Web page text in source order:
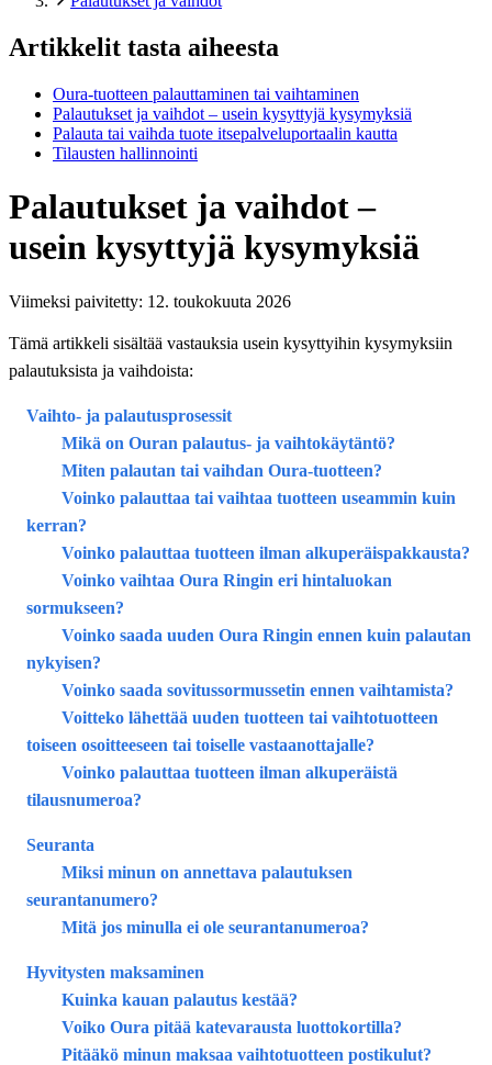
Artikkelit tasta aiheesta
Oura-tuotteen palauttaminen tai vaihtaminen
Palautukset ja vaihdot – usein kysyttyjä kysymyksiä
Palauta tai vaihda tuote itsepalveluportaalin kautta
Tilausten hallinnointi
Palautukset ja vaihdot –
usein kysyttyjä kysymyksiä
Viimeksi paivitetty: 12. toukokuuta 2026
Tämä artikkeli sisältää vastauksia usein kysyttyihin kysymyksiin
palautuksista ja vaihdoista:
Vaihto- ja palautusprosessit
Mikä on Ouran palautus- ja vaihtokäytäntö?
Miten palautan tai vaihdan Oura-tuotteen?
Voinko palauttaa tai vaihtaa tuotteen useammin kuin
kerran?
Voinko palauttaa tuotteen ilman alkuperäispakkausta?
Voinko vaihtaa Oura Ringin eri hintaluokan
sormukseen?
Voinko saada uuden Oura Ringin ennen kuin palautan
nykyisen?
Voinko saada sovitussormussetin ennen vaihtamista?
Voitteko lähettää uuden tuotteen tai vaihtotuotteen
toiseen osoitteeseen tai toiselle vastaanottajalle?
Voinko palauttaa tuotteen ilman alkuperäistä
tilausnumeroa?
Seuranta
Miksi minun on annettava palautuksen
seurantanumero?
Mitä jos minulla ei ole seurantanumeroa?
Hyvitysten maksaminen
Kuinka kauan palautus kestää?
Voiko Oura pitää katevarausta luottokortilla?
Pitääkö minun maksaa vaihtotuotteen postikulut?